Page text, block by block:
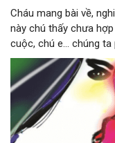
Cháu mang bài về,
này chú thấy chưa
cuộc, chú e… chúng ta
thì tiếp tục nhé! Chú
ngại ngùng đỡ lấy.
bị Tổng biên tập kêu